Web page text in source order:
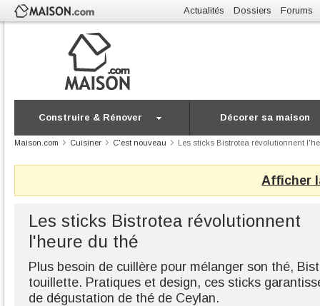
Actualités Dossiers Forums
Construire & Rénover Décorer sa maison
Maison.com Cuisiner C'est nouveau Les sticks Bistrotea révolutionnent
Afficher
Les sticks Bistrotea révolutionnent
l'heure du thé
Plus besoin de cuillère pour mélanger son thé,
touillette. Pratiques et design, ces sticks
de dégustation de thé de Ceylan.